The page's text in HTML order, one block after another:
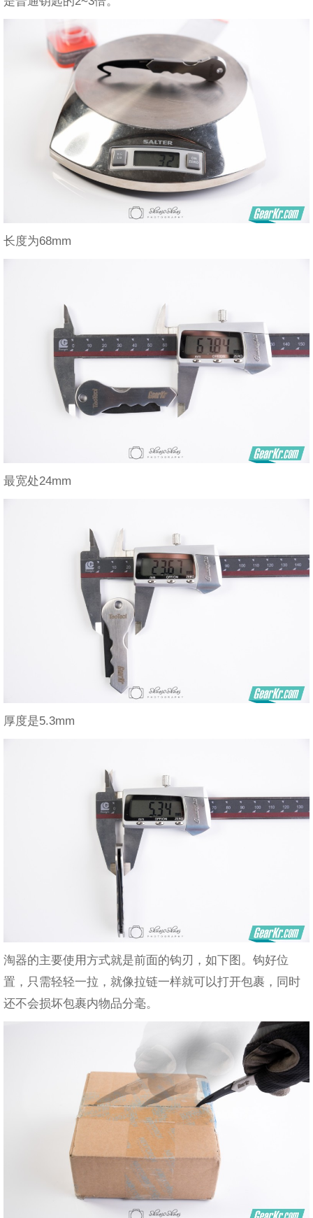
长度为68mm
最宽处24mm
厚度是5.3mm
淘器的主要使用方式就是前面的钩刃，如下图。钩好位
置，只需轻轻一拉，就像拉链一样就可以打开包裹，同时
还不会损坏包裹内物品分毫。